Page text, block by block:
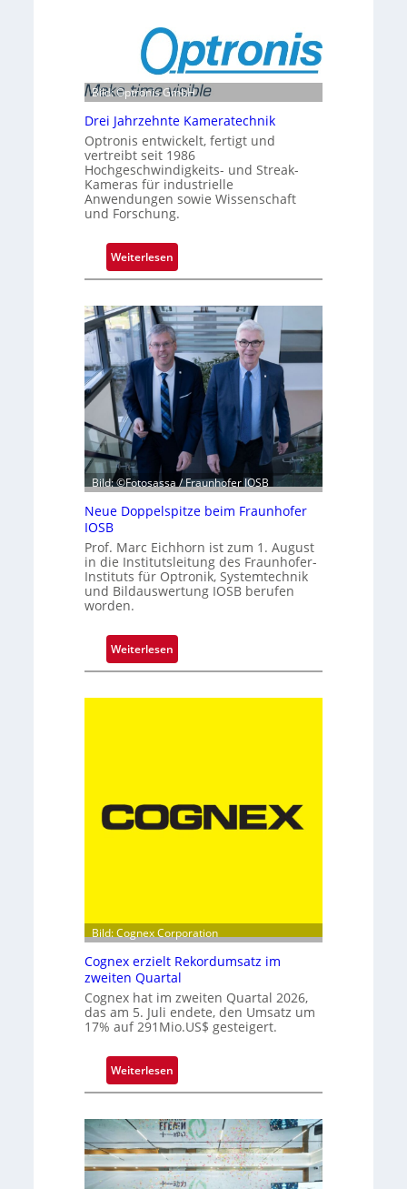
Bild: Optronis GmbH
Drei Jahrzehnte Kameratechnik
Optronis entwickelt, fertigt und
vertreibt seit 1986
Hochgeschwindigkeits- und Streak-
Kameras für industrielle
Anwendungen sowie Wissenschaft
und Forschung.
Weiterlesen:
D
e
i
J
a
h
r
z
h
n
e
K
a
m
e
a
t
e
c
Bild: ©Fotosassa / Fraunhofer IOSB
Neue Doppelspitze beim Fraunhofer
IOSB
Prof. Marc Eichhorn ist zum 1. August
in die Institutsleitung des Fraunhofer-
Instituts für Optronik, Systemtechnik
und Bildauswertung IOSB berufen
worden.
Weiterlesen:
N
p
e
z
e
b
e
i
m
r
a
n
h
o
f
Bild: Cognex Corporation
Cognex erzielt Rekordumsatz im
zweiten Quartal
Cognex hat im zweiten Quartal 2026,
das am 5. Juli endete, den Umsatz um
17% auf 291Mio.US$ gesteigert.
Weiterlesen:
C
g
n
e
x